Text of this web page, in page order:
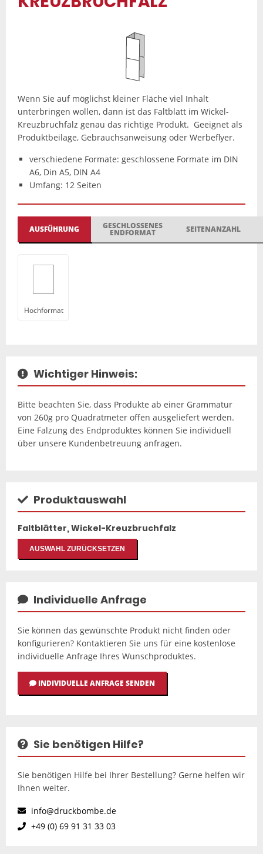
Wenn Sie auf möglichst kleiner Fläche viel Inhalt
unterbringen wollen, dann ist das Faltblatt im Wickel-
Kreuzbruchfalz genau das richtige Produkt. Geeignet als
Produktbeilage, Gebrauchsanweisung oder Werbeflyer.
verschiedene Formate: geschlossene Formate im DIN
A6, Din A5, DIN A4
Umfang: 12 Seiten
AUSFÜHRUNG GESCHLOSSENES
ENDFORMAT SEITENANZAHL
Hochformat
Wichtiger Hinweis:
Bitte beachten Sie, dass Produkte ab einer Grammatur
von 260g pro Quadratmeter offen ausgeliefert werden.
Eine Falzung des Endproduktes können Sie individuell
über unsere Kundenbetreuung anfragen.
Produktauswahl
Faltblätter, Wickel-Kreuzbruchfalz
AUSWAHL ZURÜCKSETZEN
Individuelle Anfrage
Sie können das gewünschte Produkt nicht finden oder
konfigurieren? Kontaktieren Sie uns für eine kostenlose
individuelle Anfrage Ihres Wunschproduktes.
INDIVIDUELLE ANFRAGE SENDEN
Sie benötigen Hilfe?
Sie benötigen Hilfe bei Ihrer Bestellung? Gerne helfen wir
Ihnen weiter.
info@druckbombe.de
+49 (0) 69 91 31 33 03